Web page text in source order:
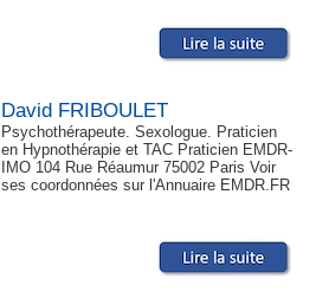
David FRIBOULET
Psychothérapeute. Sexologue. Praticien
en Hypnothérapie et TAC Praticien EMDR-
IMO 104 Rue Réaumur 75002 Paris Voir
ses coordonnées sur l'Annuaire EMDR.FR